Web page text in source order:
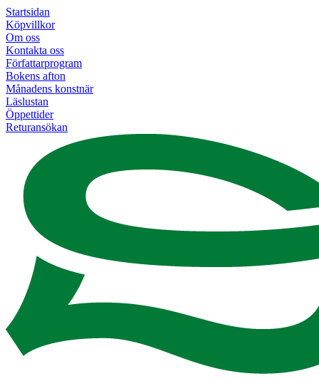
Startsidan
Köpvillkor
Om oss
Kontakta oss
Författarprogram
Bokens afton
Månadens konstnär
Läslustan
Öppettider
Returansökan